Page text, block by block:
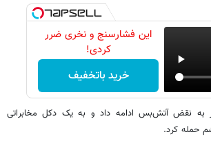
این فشارسنج و نخری ضرر
کردی!
خرید باتخفیف
به نقض آتش‌بس ادامه داد و به یک دکل مخابراتی
حمله کرد.